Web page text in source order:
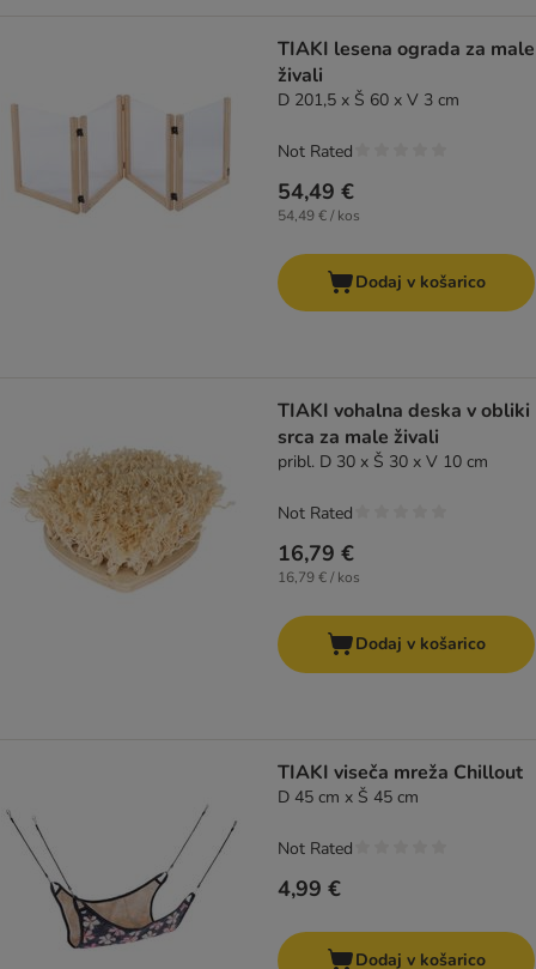
TIAKI lesena ograda za male
živali
D 201,5 x Š 60 x V 3 cm
54,49 €
54,49 € / kos
Not Rated
Dodaj v košarico
TIAKI vohalna deska v obliki
srca za male živali
pribl. D 30 x Š 30 x V 10 cm
16,79 €
16,79 € / kos
Not Rated
Dodaj v košarico
TIAKI viseča mreža Chillout
D 45 cm x Š 45 cm
4,99 €
Not Rated
Dodaj v košarico